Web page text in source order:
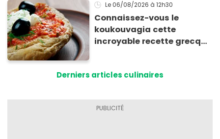
Le 06/08/2026 à 12h30
Connaissez-vous le
koukouvagia cette
incroyable recette grecque
Derniers articles culinaires